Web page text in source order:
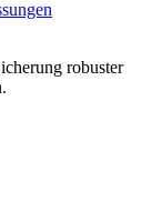
robuster